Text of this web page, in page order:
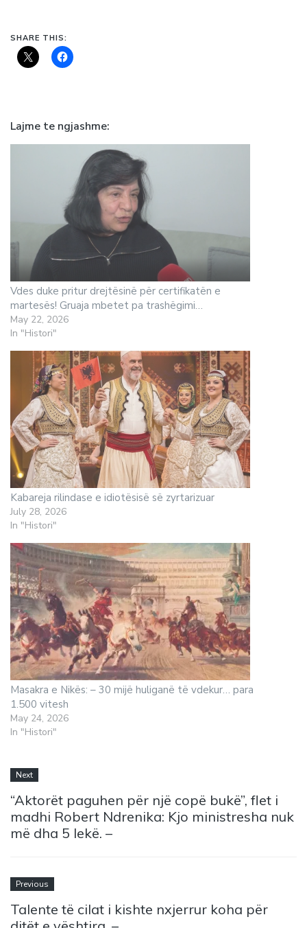
SHARE THIS:
Lajme te ngjashme
Vdes duke pritur drejtësinë për certifikatën e
martesës! Gruaja mbetet pa trashëgimi…
May 22, 2026
In "Histori"
Kabareja rilindase e idiotësisë së zyrtarizuar
July 28, 2026
In "Histori"
Masakra e Nikës: – 30 mijë huliganë të vdekur… para
1.500 vitesh
May 24, 2026
In "Histori"
Next
“Aktorët paguhen për një copë bukë”, flet i
madhi Robert Ndrenika: Kjo ministresha nuk
më dha 5 lekë. –
Previous
Talente të cilat i kishte nxjerrur koha për